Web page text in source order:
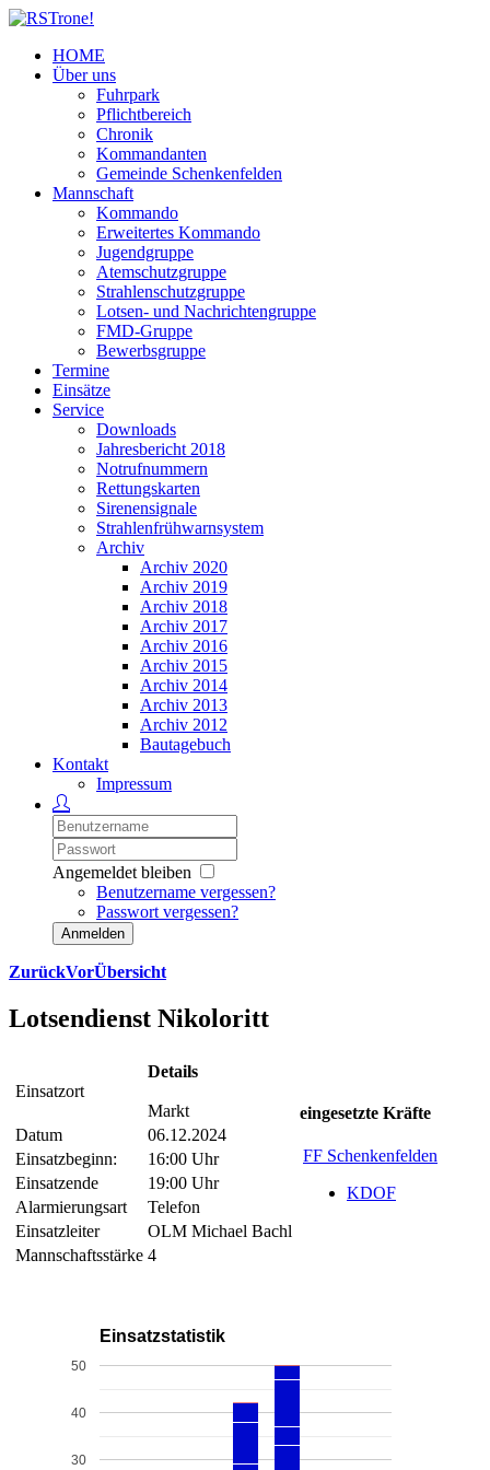
HOME
Über uns
Fuhrpark
Pflichtbereich
Chronik
Kommandanten
Gemeinde Schenkenfelden
Mannschaft
Kommando
Erweitertes Kommando
Jugendgruppe
Atemschutzgruppe
Strahlenschutzgruppe
Lotsen- und Nachrichtengruppe
FMD-Gruppe
Bewerbsgruppe
Termine
Einsätze
Service
Downloads
Jahresbericht 2018
Notrufnummern
Rettungskarten
Sirenensignale
Strahlenfrühwarnsystem
Archiv
Archiv 2020
Archiv 2019
Archiv 2018
Archiv 2017
Archiv 2016
Archiv 2015
Archiv 2014
Archiv 2013
Archiv 2012
Bautagebuch
Kontakt
Impressum
Angemeldet bleiben
Benutzername vergessen?
Passwort vergessen?
Anmelden
ZurückVorÜbersicht
Lotsendienst Nikoloritt
Einsatzort
Details
Markt
Datum
06.12.2024
Einsatzbeginn:
16:00 Uhr
Einsatzende
19:00 Uhr
Alarmierungsart
Telefon
Einsatzleiter
OLM Michael Bachl
Mannschaftsstärke 4
eingesetzte Kräfte
FF Schenkenfelden
KDOF
Einsatzstatistik
30
40
50